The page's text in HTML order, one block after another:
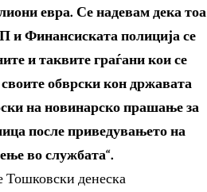
евра. Се надевам дека тоа
и Финансиската полиција се
и таквите граѓани кои се
обврски кон државата
на новинарско прашање за
после приведувањето на
во службата“.
Тошковски денеска